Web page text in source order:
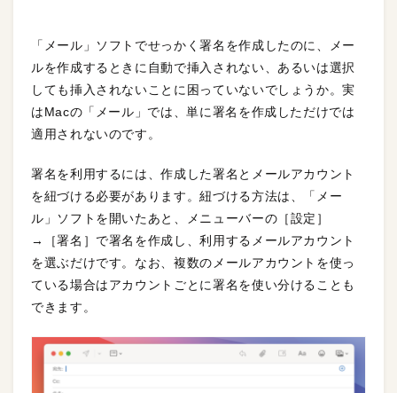
「メール」ソフトでせっかく署名を作成したのに、メー
ルを作成するときに自動で挿入されない、あるいは選択
しても挿入されないことに困っていないでしょうか。実
はMacの「メール」では、単に署名を作成しただけでは
適用されないのです。
署名を利用するには、作成した署名とメールアカウント
を紐づける必要があります。紐づける方法は、「メー
ル」ソフトを開いたあと、メニューバーの［設定］
→［署名］で署名を作成し、利用するメールアカウント
を選ぶだけです。なお、複数のメールアカウントを使っ
ている場合はアカウントごとに署名を使い分けることも
できます。